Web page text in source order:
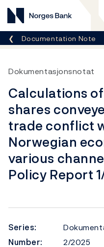
Norges Bank
Breadcrumb
Documentation Note
Dokumentasjonsnotat
Calculations
shares
trade conflict
Norwegian
various
Policy Report
Series:
Number:
2/2025